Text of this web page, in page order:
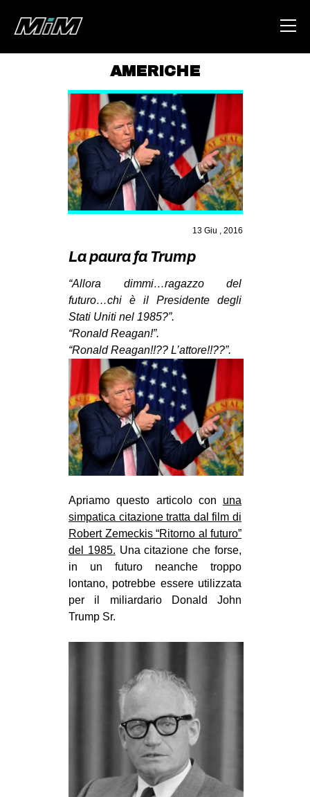
ABOUT
AREA
DEGENERAZIONE
GAZA FREESTYLE
STUDENTI TSUNAMI
ZAM
MILANO
MOBILITAZIONI
SPAZI
SPORT POPOLARE
MOVIMENTI
AMBIENTE
ANTIFASCISMO
GENERI
MIGRAZIONI
REPRESSIONE
STUDENTI
CINEMA
MANIFESTI
MUSICA
RECENSIONI
INTERNAZIONALE
AMERICHE
13 Giu , 2016
La paura fa Trump
“Allora dimmi…ragazzo del
futuro…chi è il Presidente degli
Stati Uniti nel 1985?”.
“Ronald Reagan!”.
“Ronald Reagan!!?? L’attore!!??”.
Apriamo questo articolo con una
simpatica citazione tratta dal film di
Robert Zemeckis “Ritorno al futuro”
del 1985. Una citazione che forse,
in un futuro neanche troppo
lontano, potrebbe essere utilizzata
per il miliardario Donald John
Trump Sr.